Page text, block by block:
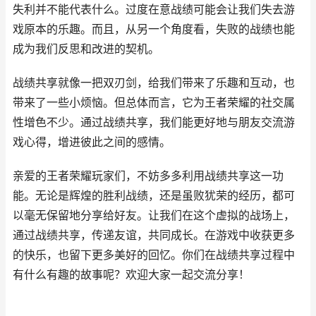
失利并不能代表什么。过度在意战绩可能会让我们失去游
戏原本的乐趣。而且，从另一个角度看，失败的战绩也能
成为我们反思和改进的契机。
战绩共享就像一把双刃剑，给我们带来了乐趣和互动，也
带来了一些小烦恼。但总体而言，它为王者荣耀的社交属
性增色不少。通过战绩共享，我们能更好地与朋友交流游
戏心得，增进彼此之间的感情。
亲爱的王者荣耀玩家们，不妨多多利用战绩共享这一功
能。无论是辉煌的胜利战绩，还是虽败犹荣的经历，都可
以毫无保留地分享给好友。让我们在这个虚拟的战场上，
通过战绩共享，传递友谊，共同成长。在游戏中收获更多
的快乐，也留下更多美好的回忆。你们在战绩共享过程中
有什么有趣的故事呢？欢迎大家一起交流分享！